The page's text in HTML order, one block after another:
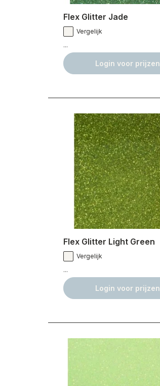
Flex Glitter Jade
Vergelijk
...
Login voor prijzen
Flex Glitter Light Green
Vergelijk
...
Login voor prijzen